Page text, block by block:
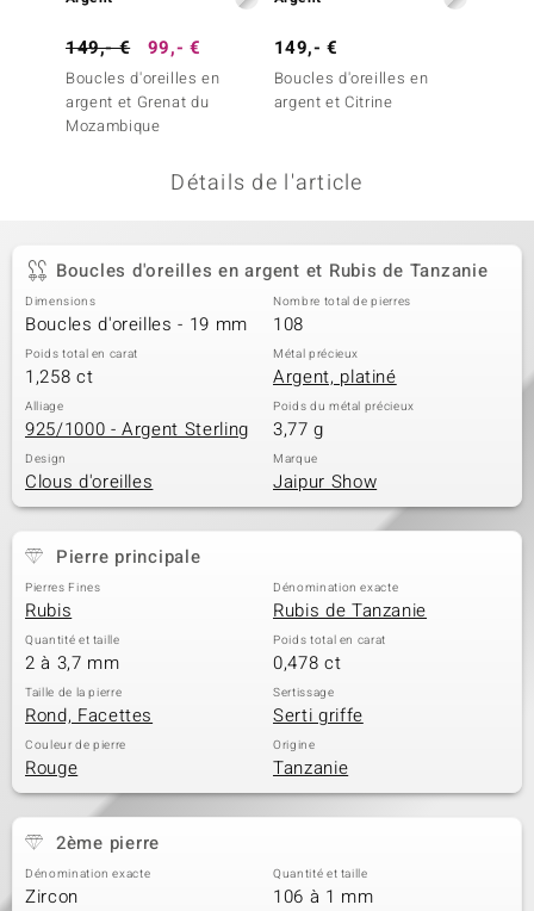
149,- € 99,- €
Boucles d'oreilles en
argent et Grenat du
Mozambique
149,- €
Boucles d'oreilles en
argent et Citrine
Détails de l'article
Boucles d'oreilles en argent et Rubis de Tanzanie
Dimensions
Boucles d'oreilles - 19 mm
Nombre total de pierres
108
Poids total en carat
1,258 ct
Métal précieux
Argent, platiné
Alliage
925/1000 - Argent Sterling
Poids du métal précieux
3,77 g
Design
Clous d'oreilles
Marque
Jaipur Show
Pierre principale
Pierres Fines
Rubis
Dénomination exacte
Rubis de Tanzanie
Quantité et taille
2 à 3,7 mm
Poids total en carat
0,478 ct
Taille de la pierre
Rond, Facettes
Sertissage
Serti griffe
Couleur de pierre
Rouge
Origine
Tanzanie
2ème pierre
Dénomination exacte
Zircon
Quantité et taille
106 à 1 mm